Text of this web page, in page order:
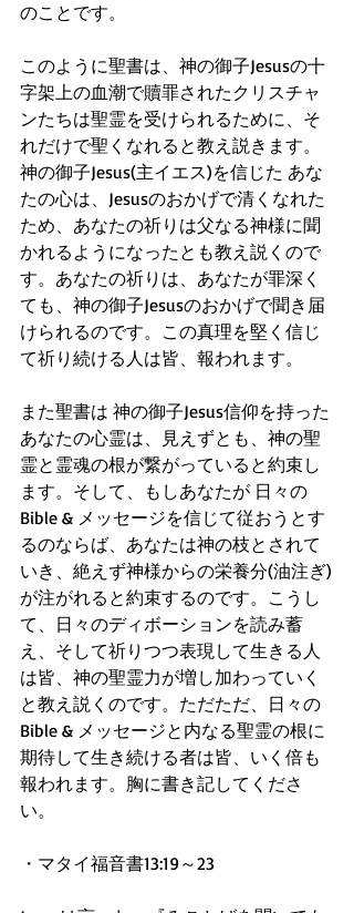
のことです。
このように聖書は、神の御子Jesusの十
字架上の血潮で贖罪されたクリスチャ
ンたちは聖霊を受けられるために、そ
れだけで聖くなれると教え説きます。
神の御子Jesus(主イエス)を信じた あな
たの心は、Jesusのおかげで清くなれた
ため、あなたの祈りは父なる神様に聞
かれるようになったとも教え説くので
す。あなたの祈りは、あなたが罪深く
ても、神の御子Jesusのおかげで聞き届
けられるのです。この真理を堅く信じ
て祈り続ける人は皆、報われます。
また聖書は 神の御子Jesus信仰を持った
あなたの心霊は、見えずとも、神の聖
霊と霊魂の根が繋がっていると約束し
ます。そして、もしあなたが 日々の
Bible & メッセージを信じて従おうとす
るのならば、あなたは神の枝とされて
いき、絶えず神様からの栄養分(油注ぎ)
が注がれると約束するのです。こうし
て、日々のディボーションを読み蓄
え、そして祈りつつ表現して生きる人
は皆、神の聖霊力が増し加わっていく
と教え説くのです。ただただ、日々の
Bible & メッセージと内なる聖霊の根に
期待して生き続ける者は皆、いく倍も
報われます。胸に書き記してくださ
い。
・マタイ福音書13:19～23